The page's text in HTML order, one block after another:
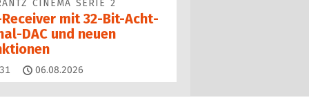
CINEMA SERIE 2
Receiver mit 32-Bit-Acht­
DAC und neuen
Kommentare
06.08.2026